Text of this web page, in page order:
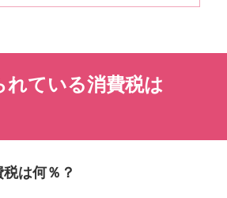
れている消費税は
は何％？